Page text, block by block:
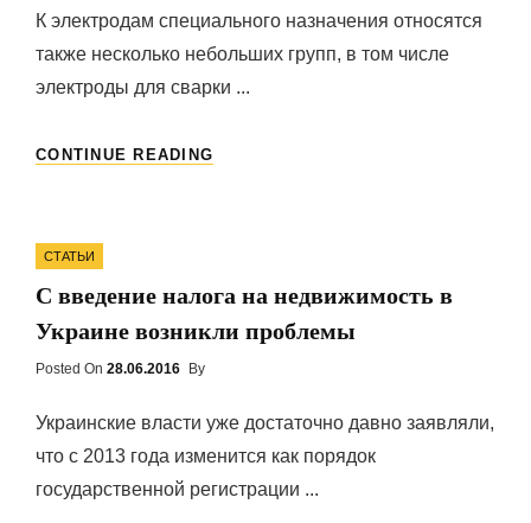
К электродам специального назначения относятся
также несколько небольших групп, в том числе
электроды для сварки ...
CONTINUE READING
Categories
СТАТЬИ
С введение налога на недвижимость в
Украине возникли проблемы
Posted On Posted
28.06.2016 By
Украинские власти уже достаточно давно заявляли,
что с 2013 года изменится как порядок
государственной регистрации ...